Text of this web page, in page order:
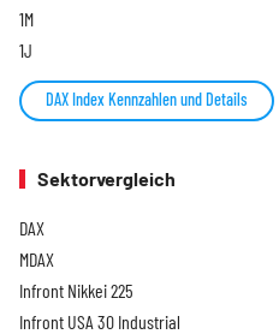
1M
1J
DAX Index Kennzahlen und Details
Sektorvergleich
DAX
MDAX
Infront Nikkei 225
Infront USA 30 Industrial